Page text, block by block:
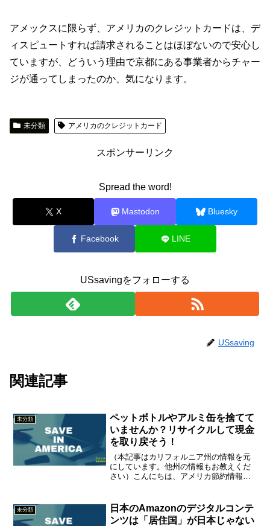
アメックスに限らず、アメリカのクレジットカードは、デ
ィスピュートすれば請求されることはほぼないので安心し
ていますが、どういう理由で京都にある事業者からチャー
ジが通ってしまったのか、気になります。
未分類 アメリカのクレジットカード
スポンサーリンク
Spread the word!
X Mastodon Bluesky
Facebook LINE
USsavingをフォローする
USsaving
関連記事
未分類
ペットボトルやアルミ缶を捨てて
いませんか？リサイクルして現金
を取り戻そう！
（本記事はカリフォルニア州の情報を元
にしています。他州の情報もお教えくだ
さい）こんにちは、アメリカ節約情報
のある製品を買う時に、
「CRV（Californi...
未分類
日本のAmazonのデジタルコンテ
ンツは「居住国」が日本じゃない